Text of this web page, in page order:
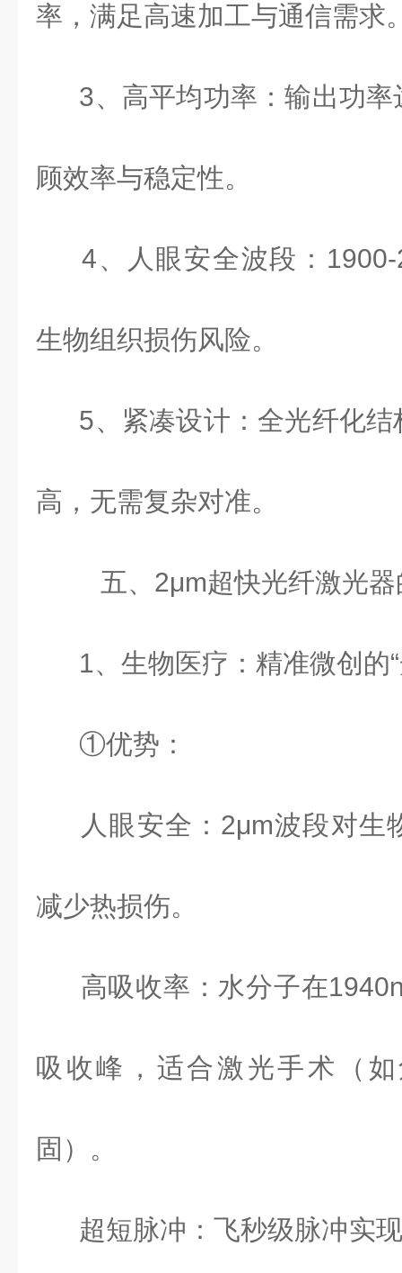
率，满足高速加工与通信需求
3、高平均功率：输出功
顾效率与稳定性。
4、人眼安全波段：
生物组织损伤风险。
5、紧凑设计：全光纤化
高，无需复杂对准。
五、 2μm超快光纤激光
1、生物医疗：精准微创的
①优势：
人眼安全： 2μm波段对生
减少热损伤。
高吸收率：水分子在
吸收峰，适合激光手术（
固）。
超短脉冲：飞秒级脉冲实现